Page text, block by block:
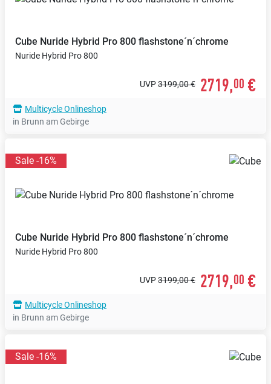
Cube Nuride Hybrid Pro 800 flashstone´n´chrome
Nuride Hybrid Pro 800
UVP3199,00 € 2719,00 €
Multicycle Onlineshop
in Brunn am Gebirge
Sale -16%
Cube Nuride Hybrid Pro 800 flashstone´n´chrome
Nuride Hybrid Pro 800
UVP3199,00 € 2719,00 €
Multicycle Onlineshop
in Brunn am Gebirge
Sale -16%